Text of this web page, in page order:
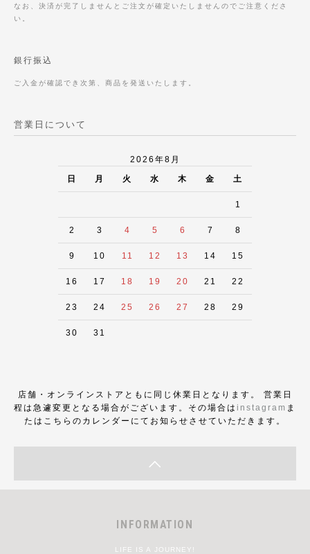
なお、決済が完了しませんとご注文が確定いたしませんのでご注意くださ
い。
銀行振込
ご入金が確認でき次第、商品を発送いたします。
営業日について
2026年8月
日 月 火 水 木 金 土
1
2 3 4 5 6 7 8
9 10 11 12 13 14 15
16 17 18 19 20 21 22
23 24 25 26 27 28 29
30 31
店舗・オンラインストアともに同じ休業日となります。 営業日
程は急遽変更となる場合がございます。その場合は instagram ま
たはこちらのカレンダーにてお知らせさせていただきます。
INFORMATION
LIFE IS A JOURNEY!